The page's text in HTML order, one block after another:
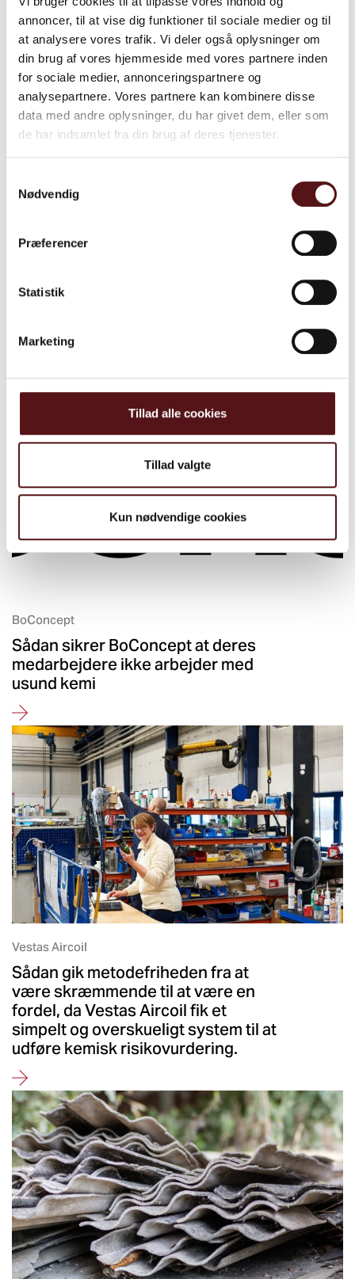
annoncer, til at vise dig funktioner til sociale medier og til
at analysere vores trafik. Vi deler også oplysninger om
din brug af vores hjemmeside med vores partnere inden
for sociale medier, annonceringspartnere og
analysepartnere. Vores partnere kan kombinere disse
data med andre oplysninger, du har givet dem, eller som
de har indsamlet fra din brug af deres tjenester.
Nødvendig
Præferencer
Statistik
Marketing
Tillad alle cookies
Tillad valgte
Kun nødvendige cookies
Vil du vide mere?
Relaterede cases​​​
BoConcept
Sådan sikrer BoConcept at deres
medarbejdere ikke arbejder med
usund kemi
Vestas Aircoil
Sådan gik metodefriheden fra at
være skræmmende til at være en
fordel, da Vestas Aircoil fik et
simpelt og overskueligt system til at
udføre kemisk risikovurdering.